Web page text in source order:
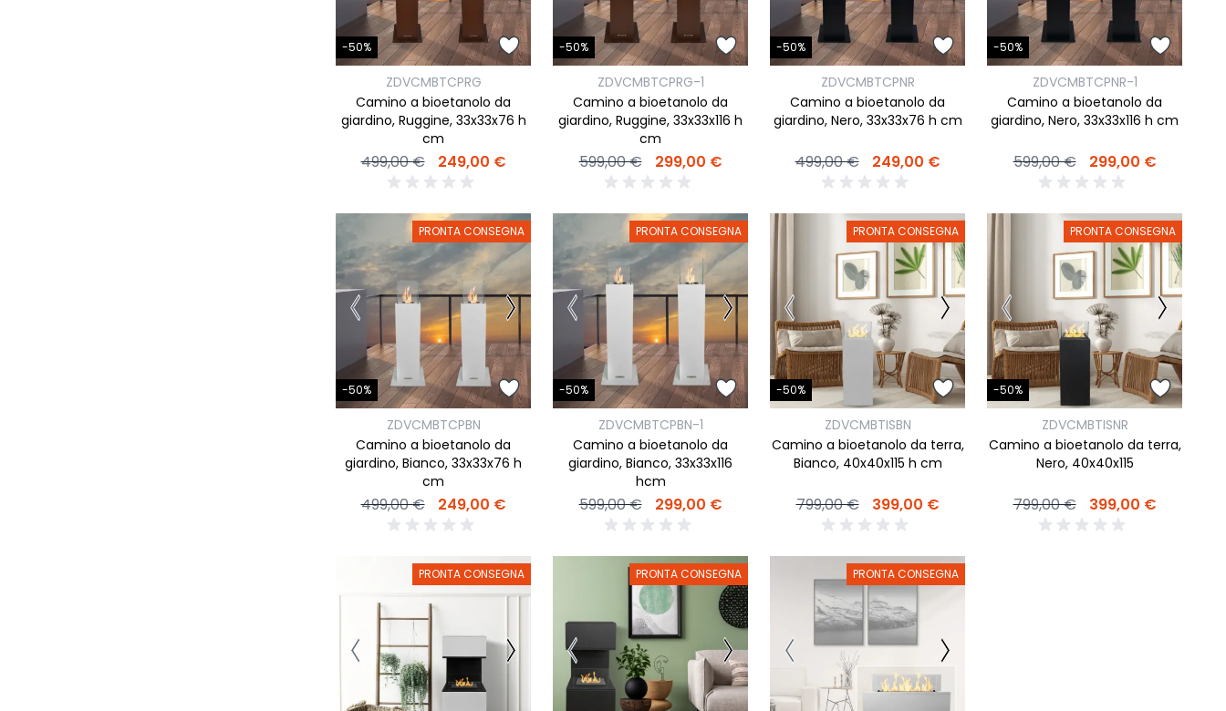
-50%
ZDVCMBTCPRG
Camino a bioetanolo da
giardino, Ruggine, 33x33x76 h
cm
499,00 € 249,00 €
-50%
ZDVCMBTCPRG-1
Camino a bioetanolo da
giardino, Ruggine, 33x33x116 h
cm
599,00 € 299,00 €
-50%
ZDVCMBTCPNR
Camino a bioetanolo da
giardino, Nero, 33x33x76 h cm
499,00 € 249,00 €
-50%
ZDVCMBTCPNR-1
Camino a bioetanolo da
giardino, Nero, 33x33x116 h cm
599,00 € 299,00 €
PRONTA CONSEGNA
-50%
ZDVCMBTCPBN
Camino a bioetanolo da
giardino, Bianco, 33x33x76 h
cm
499,00 € 249,00 €
PRONTA CONSEGNA
-50%
ZDVCMBTCPBN-1
Camino a bioetanolo da
giardino, Bianco, 33x33x116
hcm
599,00 € 299,00 €
PRONTA CONSEGNA
-50%
ZDVCMBTISBN
Camino a bioetanolo da terra,
Bianco, 40x40x115 h cm
799,00 € 399,00 €
PRONTA CONSEGNA
-50%
ZDVCMBTISNR
Camino a bioetanolo da terra,
Nero, 40x40x115
799,00 € 399,00 €
PRONTA CONSEGNA PRONTA CONSEGNA PRONTA CONSEGNA